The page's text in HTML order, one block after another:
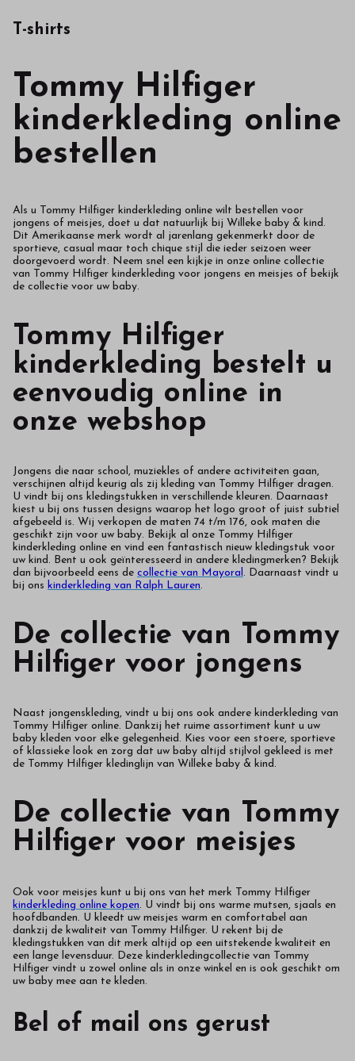
T-shirts
Tommy Hilfiger
kinderkleding online
bestellen
Als u Tommy Hilfiger kinderkleding online wilt bestellen voor
jongens of meisjes, doet u dat natuurlijk bij Willeke baby & kind.
Dit Amerikaanse merk wordt al jarenlang gekenmerkt door de
sportieve, casual maar toch chique stijl die ieder seizoen weer
doorgevoerd wordt. Neem snel een kijkje in onze online collectie
van Tommy Hilfiger kinderkleding voor jongens en meisjes of bekijk
de collectie voor uw baby.
Tommy Hilfiger
kinderkleding bestelt u
eenvoudig online in
onze webshop
Jongens die naar school, muziekles of andere activiteiten gaan,
verschijnen altijd keurig als zij kleding van Tommy Hilfiger dragen.
U vindt bij ons kledingstukken in verschillende kleuren. Daarnaast
kiest u bij ons tussen designs waarop het logo groot of juist subtiel
afgebeeld is. Wij verkopen de maten 74 t/m 176, ook maten die
geschikt zijn voor uw baby. Bekijk al onze Tommy Hilfiger
kinderkleding online en vind een fantastisch nieuw kledingstuk voor
uw kind. Bent u ook geïnteresseerd in andere kledingmerken? Bekijk
dan bijvoorbeeld eens de collectie van Mayoral. Daarnaast vindt u
bij ons kinderkleding van Ralph Lauren.
De collectie van Tommy
Hilfiger voor jongens
Naast jongenskleding, vindt u bij ons ook andere kinderkleding van
Tommy Hilfiger online. Dankzij het ruime assortiment kunt u uw
baby kleden voor elke gelegenheid. Kies voor een stoere, sportieve
of klassieke look en zorg dat uw baby altijd stijlvol gekleed is met
de Tommy Hilfiger kledinglijn van Willeke baby & kind.
De collectie van Tommy
Hilfiger voor meisjes
Ook voor meisjes kunt u bij ons van het merk Tommy Hilfiger
kinderkleding online kopen. U vindt bij ons warme mutsen, sjaals en
hoofdbanden. U kleedt uw meisjes warm en comfortabel aan
dankzij de kwaliteit van Tommy Hilfiger. U rekent bij de
kledingstukken van dit merk altijd op een uitstekende kwaliteit en
een lange levensduur. Deze kinderkledingcollectie van Tommy
Hilfiger vindt u zowel online als in onze winkel en is ook geschikt om
uw baby mee aan te kleden.
Bel of mail ons gerust